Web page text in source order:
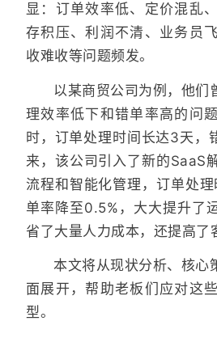
显：订单效率低、定价混乱
存积压、利润不清、业务员
收难收等问题频发。
以某商贸公司为例，他们
理效率低下和错单率高的问
时，订单处理时间长达3天，
来，该公司引入了新的SaaS
流程和智能化管理，订单处
单率降至0.5%，大大提升了
省了大量人力成本，还提高了
本文将从现状分析、核心
面展开，帮助老板们应对这
型。